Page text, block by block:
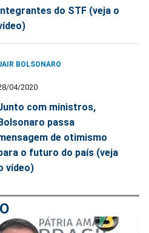
do STF (veja o
BOLSONARO
04/2020
com ministros,
Bolsonaro passa
de otimismo
o futuro do país (veja
vídeo)